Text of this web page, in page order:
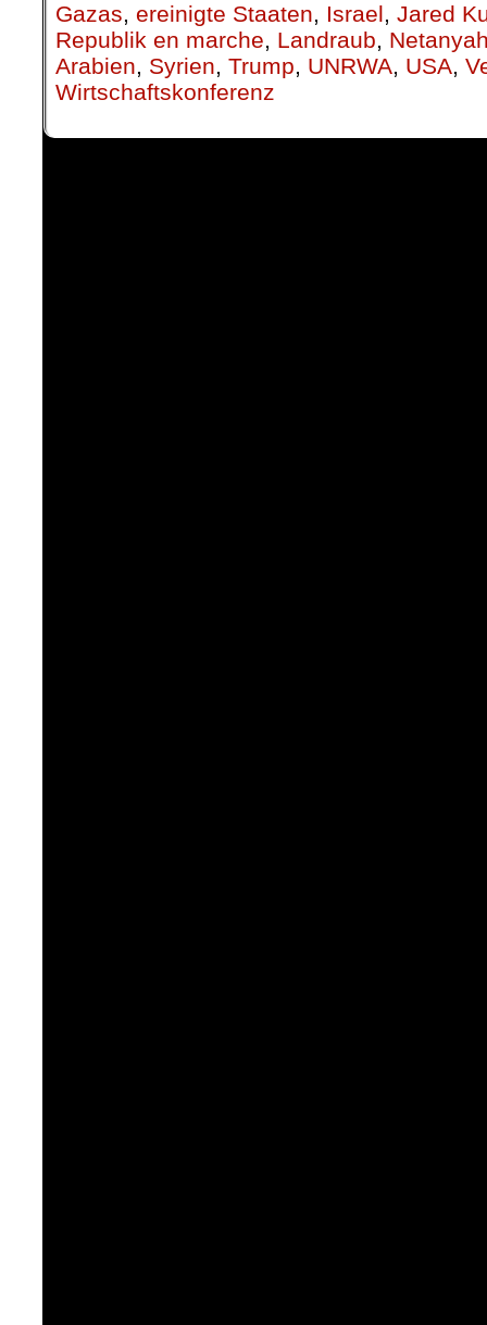
Gazas, ereinigte Staaten, Israel, Jared
Republik en marche, Landraub,
Arabien, Syrien, Trump, UNRWA, USA,
Wirtschaftskonferenz